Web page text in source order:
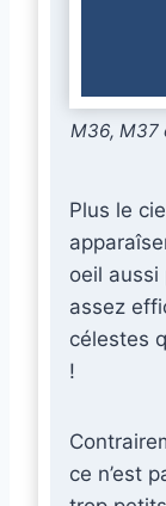
M36, M37
Plus le
oeil aussi
assez
célestes
!
ce n’est